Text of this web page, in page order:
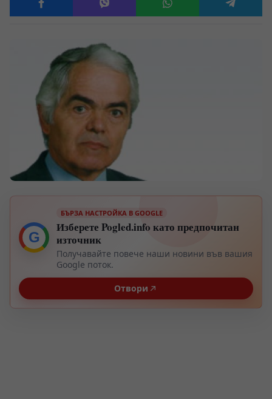
G
БЪРЗА НАСТРОЙКА В GOOGLE
Изберете Pogled.info като предпочитан
източник
Получавайте повече наши новини във вашия
Google поток.
Отвори